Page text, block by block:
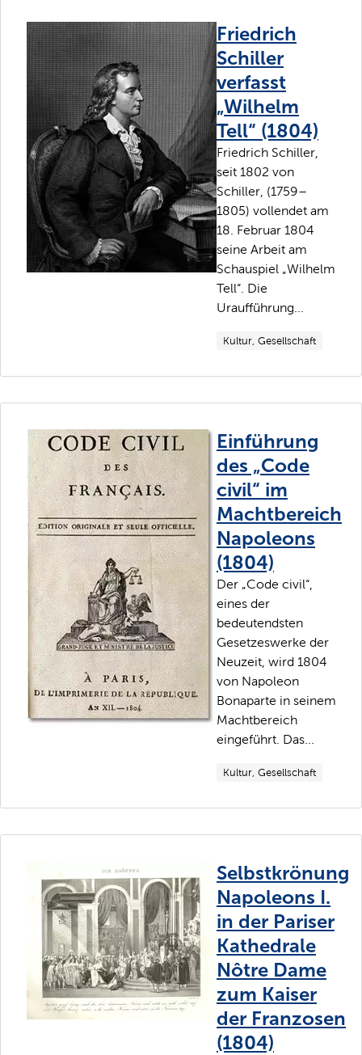
Friedrich
Schiller
verfasst
„Wilhelm
Tell“ (1804)
Friedrich Schiller,
seit 1802 von
Schiller, (1759–
1805) vollendet am
18. Februar 1804
seine Arbeit am
Schauspiel „Wilhelm
Tell“. Die
Uraufführung...
Kultur, Gesellschaft
Einführung
des „Code
civil“ im
Machtbereich
Napoleons
(1804)
Der „Code civil“,
eines der
bedeutendsten
Gesetzeswerke der
Neuzeit, wird 1804
von Napoleon
Bonaparte in seinem
Machtbereich
eingeführt. Das...
Kultur, Gesellschaft
Selbstkrönung
Napoleons I.
in der Pariser
Kathedrale
Nôtre Dame
zum Kaiser
der Franzosen
(1804)